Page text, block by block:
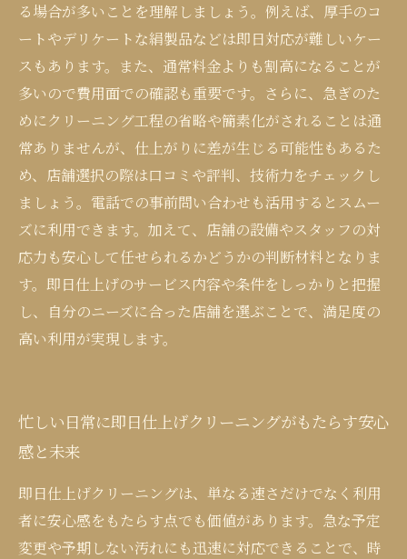
る場合が多いことを理解しましょう。例えば、厚手のコ
ートやデリケートな絹製品などは即日対応が難しいケー
スもあります。また、通常料金よりも割高になることが
多いので費用面での確認も重要です。さらに、急ぎのた
めにクリーニング工程の省略や簡素化がされることは通
常ありませんが、仕上がりに差が生じる可能性もあるた
め、店舗選択の際は口コミや評判、技術力をチェックし
ましょう。電話での事前問い合わせも活用するとスムー
ズに利用できます。加えて、店舗の設備やスタッフの対
応力も安心して任せられるかどうかの判断材料となりま
す。即日仕上げのサービス内容や条件をしっかりと把握
し、自分のニーズに合った店舗を選ぶことで、満足度の
高い利用が実現します。
忙しい日常に即日仕上げクリーニングがもたらす安心
感と未来
即日仕上げクリーニングは、単なる速さだけでなく利用
者に安心感をもたらす点でも価値があります。急な予定
変更や予期しない汚れにも迅速に対応できることで、時